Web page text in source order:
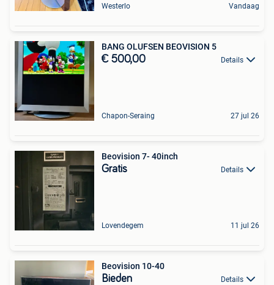
Westerlo Vandaag
BANG OLUFSEN BEOVISION 5
€ 500,00 Details
Chapon-Seraing 27 jul 26
Beovision 7- 40inch
Gratis Details
Lovendegem 11 jul 26
Beovision 10-40
Bieden Details